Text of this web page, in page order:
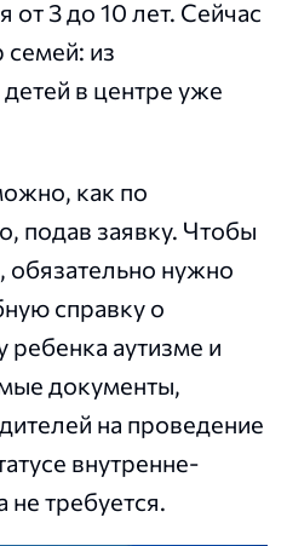
от 3 до 10 лет. Сейчас
из
в центре уже
как по
подав заявку. Чтобы
обязательно нужно
справку о
ребенка аутизме и
документы,
на проведение
внутренне-
требуется.